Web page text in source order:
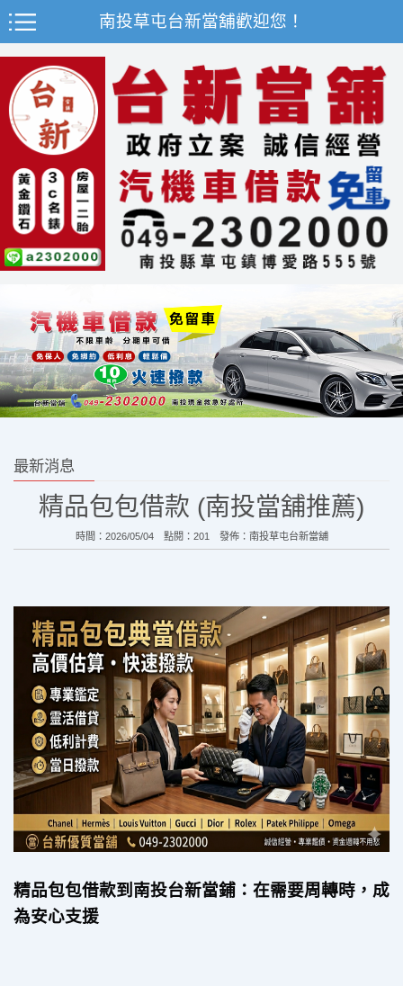
南投草屯台新當舖歡迎您！
最新消息
精品包包借款 (南投當舖推薦)
時間：2026/05/04 點閱：201 發佈： 南投草屯台新當舖
精品包包借款到南投台新當鋪：在需要周轉時，成
為安心支援